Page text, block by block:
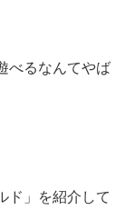
べるなんてやば
ド」を紹介して